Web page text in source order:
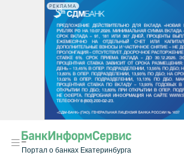
РЕКЛАМА
Портал о банках Екатеринбурга